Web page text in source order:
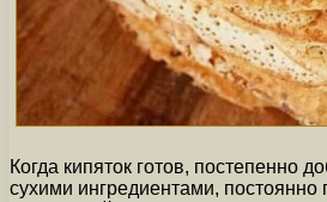
Когда кипяток готов, постепенно
сухими ингредиентами,